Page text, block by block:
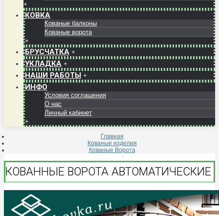
+
КОВКА
Кованые балконы
Кованые ворота
+
БРУСЧАТКА +
УКЛАДКА +
НАШИ РАБОТЫ +
ИНФО
Условия соглашения
О нас
Личный кабинет
+
Главная
Кованые изделия
Кованые Ворота
КОВАННЫЕ ВОРОТА АВТОМАТИЧЕСКИЕ